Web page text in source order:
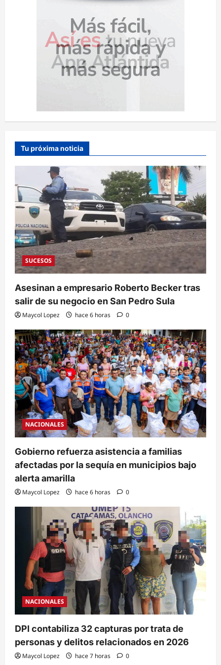
Tu próxima noticia
SUCESOS
Asesinan a empresario Roberto Becker tras
salir de su negocio en San Pedro Sula
Maycol Lopez hace 6 horas 0
NACIONALES
Gobierno refuerza asistencia a familias
afectadas por la sequía en municipios bajo
alerta amarilla
Maycol Lopez hace 6 horas 0
NACIONALES
DPI contabiliza 32 capturas por trata de
personas y delitos relacionados en 2026
Maycol Lopez hace 7 horas 0